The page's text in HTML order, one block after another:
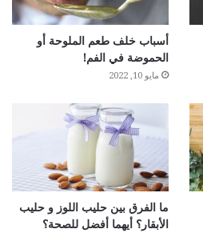
أسباب خلف طعم الملوحة أو
الحموضة في الفم!
مايو 10, 2022
ما الفرق بين حليب اللوز و حليب
الأبقار؟ أيهما أفضل للصحة؟